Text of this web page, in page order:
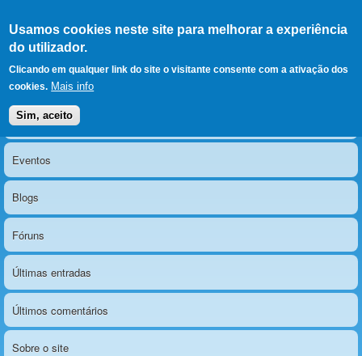
Usamos cookies neste site para melhorar a experiência
do utilizador.
Clicando em qualquer link do site o visitante consente com a ativação dos
cookies. Mais info
Sim, aceito
LERPARAVER , ir para a
página principal
O portal da visão diferente
Menu principal
Notícias
Eventos
Blogs
Fóruns
Últimas entradas
Últimos comentários
Sobre o site